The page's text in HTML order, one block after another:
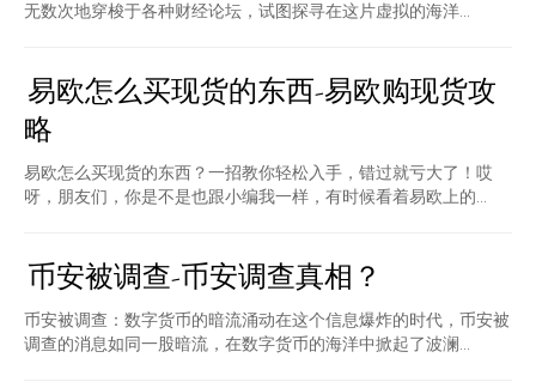
无数次地穿梭于各种财经论坛，试图探寻在这片虚拟的海洋...
易欧怎么买现货的东西-易欧购现货攻
略
易欧怎么买现货的东西？一招教你轻松入手，错过就亏大了！哎
呀，朋友们，你是不是也跟小编我一样，有时候看着易欧上的...
币安被调查-币安调查真相？
币安被调查：数字货币的暗流涌动在这个信息爆炸的时代，币安被
调查的消息如同一股暗流，在数字货币的海洋中掀起了波澜...